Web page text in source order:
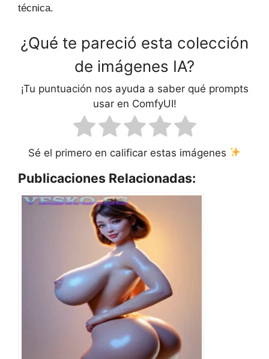
técnica.
¿Qué te pareció esta colección
de imágenes IA?
¡Tu puntuación nos ayuda a saber qué prompts
usar en ComfyUI!
Sé el primero en calificar estas imágenes
Publicaciones Relacionadas: